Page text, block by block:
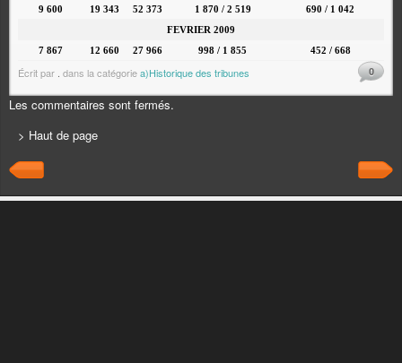
9 600
19 343 52 373 1 870 / 2 519
690 / 1 042
FEVRIER 2009
7 867
12 660 27 966 998 / 1 855 452 / 668
Écrit par dans la catégoriea)Historique des tribunes 0
Les commentaires sont fermés.
> Haut de page